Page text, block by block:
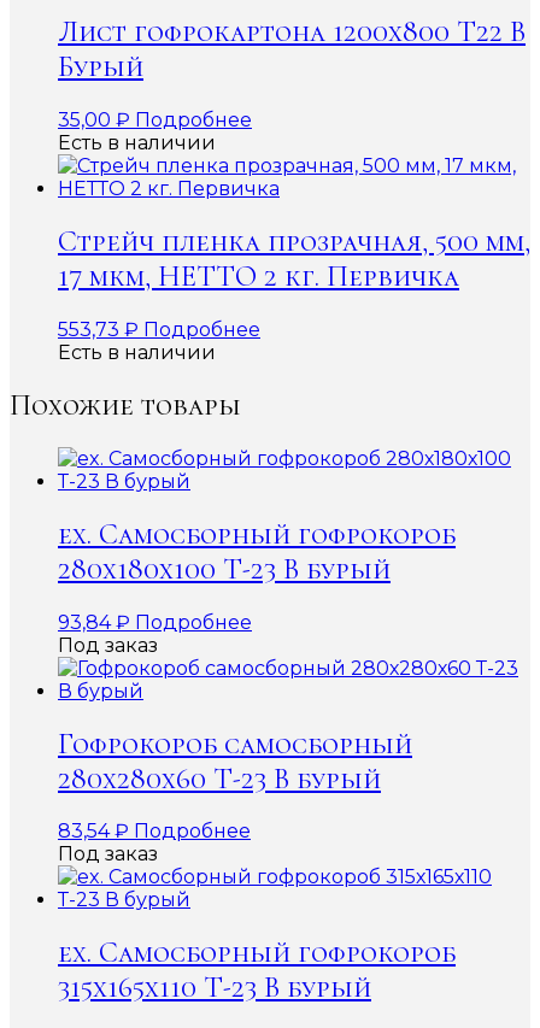
Лист гофрокартона 1200х800 Т22 В
Бурый
35,00 ₽ Подробнее
Есть в наличии
Стрейч пленка прозрачная, 500 мм,
17 мкм, НЕТТО 2 кг. Первичка
553,73 ₽ Подробнее
Есть в наличии
Похожие товары
ex. Самосборный гофрокороб
280х180х100 Т-23 В бурый
93,84₽ Подробнее
Под заказ
Гофрокороб самосборный
280х280х60 Т-23 В бурый
83,54₽ Подробнее
Под заказ
ex. Самосборный гофрокороб
315х165х110 Т-23 В бурый